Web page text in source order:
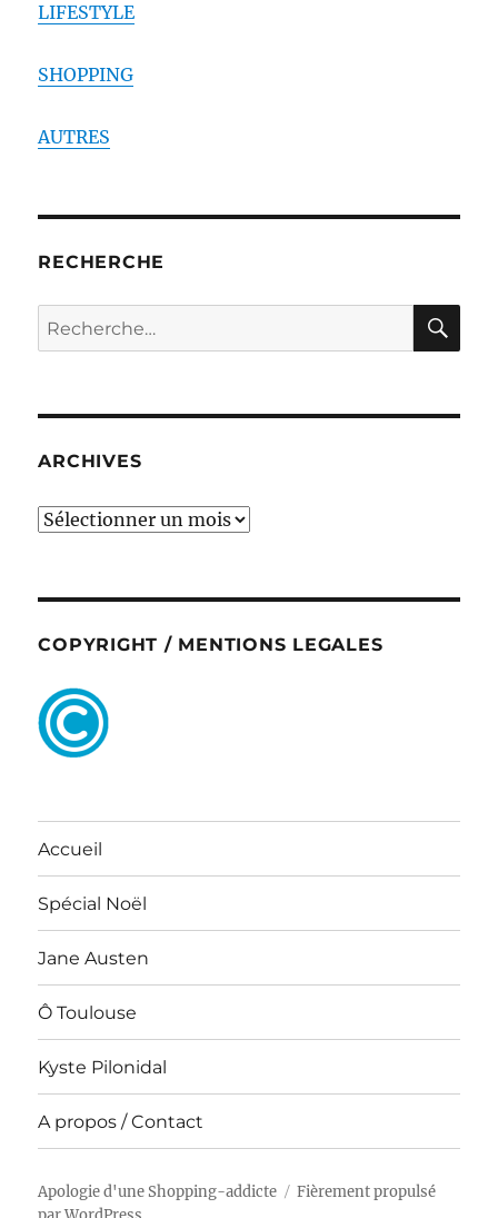
LIFESTYLE
SHOPPING
AUTRES
RECHERCHE
Recherche
pour :
ARCHIVES
ARCHIVES
COPYRIGHT / MENTIONS LEGALES
Accueil
Spécial Noël
Jane Austen
Ô Toulouse
Kyste Pilonidal
A propos / Contact
Apologie d'une Shopping-addicte
Fièrement propulsé